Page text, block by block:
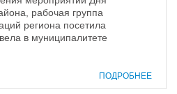
рабочая группа
региона посетила
в муниципалитете
ПОДРОБНЕЕ